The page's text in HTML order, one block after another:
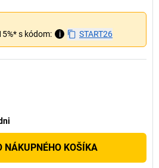
s kódom:
i START26
NÁKUPNÉHO KOŠÍKA